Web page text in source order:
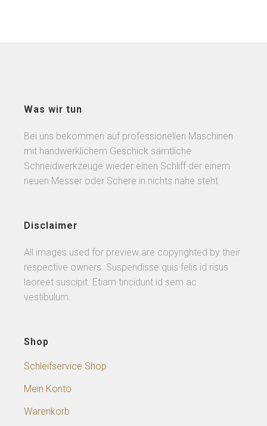
Was wir tun
Bei uns bekommen auf professionellen Maschinen
mit handwerklichem Geschick sämtliche
Schneidwerkzeuge wieder einen Schliff der einem
neuen Messer oder Schere in nichts nahe steht
Disclaimer
All images used for preview are copyrighted by their
respective owners. Suspendisse quis felis id risus
laoreet suscipit. Etiam tincidunt id sem ac
vestibulum.
Shop
Schleifservice Shop
Mein Konto
Warenkorb